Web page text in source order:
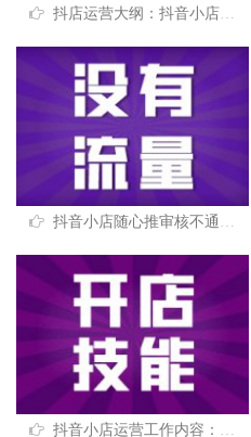
抖店运营大纲：抖音小店开通运营全思路，起店必看！
抖音小店随心推审核不通过？3种常见原因分析！
抖音小店运营工作内容：新手在抖音开店必学的5个技能！